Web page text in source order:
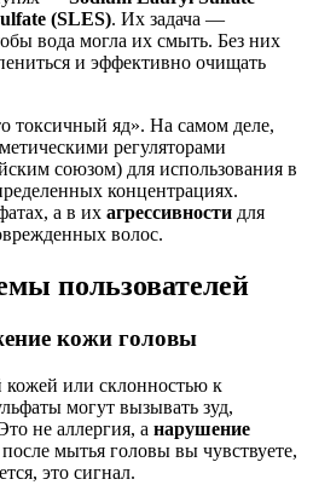
(SLES). Их задача —
вода могла их смыть. Без них
и эффективно очищать
яд». На самом деле,
регуляторами
союзом) для использования в
концентрациях.
а в их агрессивности для
волос.
пользователей
кожи головы
кожей или склонностью к
могут вызывать зуд,
не аллергия, а нарушение
мытья головы вы чувствуете,
это сигнал.